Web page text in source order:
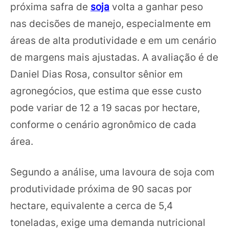
próxima safra de soja volta a ganhar peso
nas decisões de manejo, especialmente em
áreas de alta produtividade e em um cenário
de margens mais ajustadas. A avaliação é de
Daniel Dias Rosa, consultor sênior em
agronegócios, que estima que esse custo
pode variar de 12 a 19 sacas por hectare,
conforme o cenário agronômico de cada
área.
Segundo a análise, uma lavoura de soja com
produtividade próxima de 90 sacas por
hectare, equivalente a cerca de 5,4
toneladas, exige uma demanda nutricional